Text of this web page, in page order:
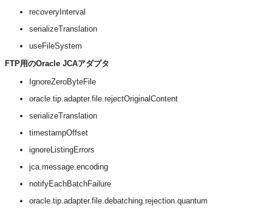
recoveryInterval
serializeTranslation
useFileSystem
FTP用のOracle JCAアダプタ
IgnoreZeroByteFile
oracle.tip.adapter.file.rejectOriginalContent
serializeTranslation
timestampOffset
ignoreListingErrors
jca.message.encoding
notifyEachBatchFailure
oracle.tip.adapter.file.debatching.rejection.quantum